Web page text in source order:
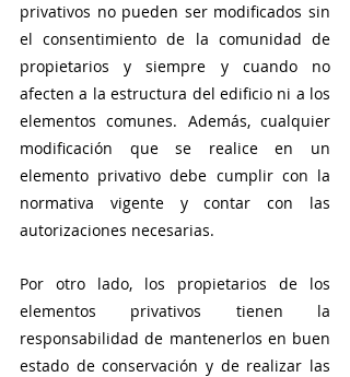
privativos no pueden ser modificados sin
el consentimiento de la comunidad de
propietarios y siempre y cuando no
afecten a la estructura del edificio ni a los
elementos comunes. Además, cualquier
modificación que se realice en un
elemento privativo debe cumplir con la
normativa vigente y contar con las
autorizaciones necesarias.
Por otro lado, los propietarios de los
elementos privativos tienen la
responsabilidad de mantenerlos en buen
estado de conservación y de realizar las